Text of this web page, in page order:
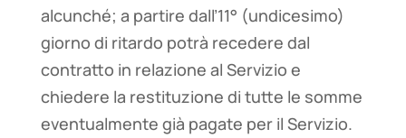
alcunché; a partire dall’11° (undicesimo)
giorno di ritardo potrà recedere dal
contratto in relazione al Servizio e
chiedere la restituzione di tutte le somme
eventualmente già pagate per il Servizio.